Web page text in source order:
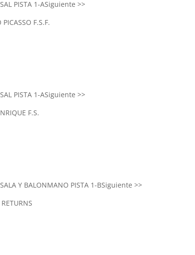
PISTA 1-ASiguiente >>
PICASSO F.S.F.
PISTA 1-ASiguiente >>
F.S.
Y BALONMANO PISTA 1-BSiguiente >>